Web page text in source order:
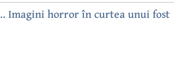
Imagini horror în curtea unui fost